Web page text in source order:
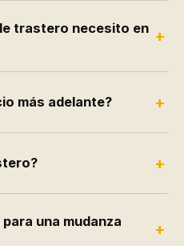
trastero necesito en +
más adelante? +
+
una mudanza
+